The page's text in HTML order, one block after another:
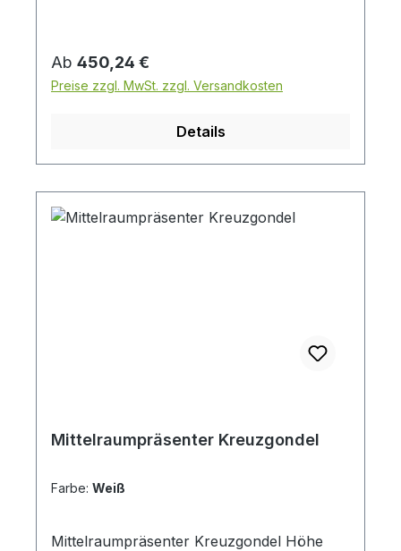
Farbe, ohne Zubehör )
Regulärer Preis:
Ab 450,24 €
Preise zzgl. MwSt. zzgl. Versandkosten
Details
Mittelraumpräsenter Kreuzgondel
Farbe: Weiß
Mittelraumpräsenter Kreuzgondel Höhe